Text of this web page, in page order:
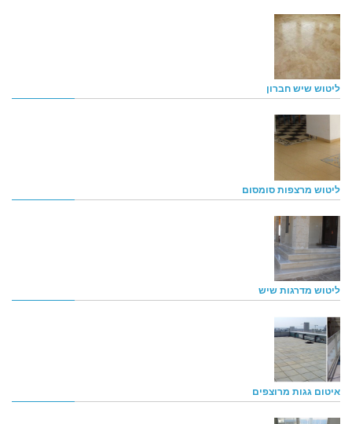
ליטוש שיש חברון
ליטוש מרצפות סומסום
ליטוש מדרגות שיש
איטום גגות מרוצפים